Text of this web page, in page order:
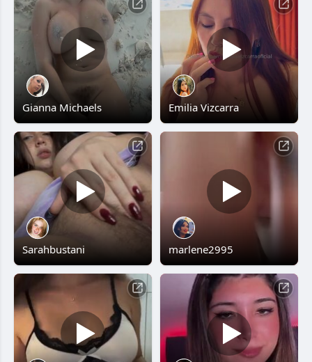
Gianna Michaels Emilia Vizcarra
Sarahbustani marlene2995